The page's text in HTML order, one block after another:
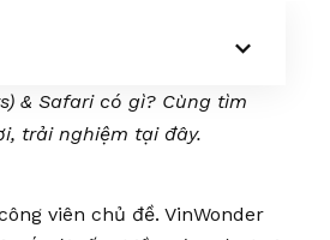
& Safari có gì? Cùng tìm
trải nghiệm tại đây.
viên chủ đề. VinWonder